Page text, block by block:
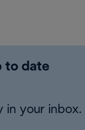
to date
in your inbox.